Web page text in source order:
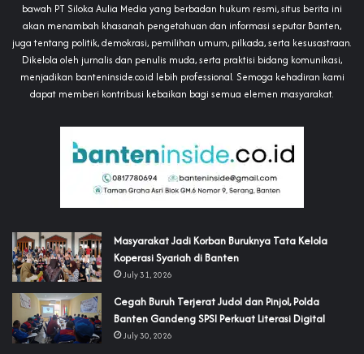
bawah PT Siloka Aulia Media yang berbadan hukum resmi, situs berita ini
akan menambah khasanah pengetahuan dan informasi seputar Banten,
juga tentang politik, demokrasi, pemilihan umum, pilkada, serta kesusastraan.
Dikelola oleh jurnalis dan penulis muda, serta praktisi bidang komunikasi,
menjadikan banteninside.co.id lebih professional. Semoga kehadiran kami
dapat memberi kontribusi kebaikan bagi semua elemen masyarakat.
‎Masyarakat Jadi Korban Buruknya Tata Kelola
Koperasi Syariah di Banten
July 31, 2026
Cegah Buruh Terjerat Judol dan Pinjol, Polda
Banten Gandeng SPSI Perkuat Literasi Digital
July 30, 2026